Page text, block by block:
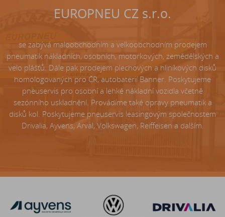
EUROPNEU CZ s.r.o.
se zabývá maloobchodním a velkoobchodním prodejem
pneumatik nákladních, osobních, motorkových, zemědělských a
velo plášťů. Dále pak prodejem plechových a hliníkových disků
homologovaných pro ČR, autobaterií Banner. Poskytujeme
pneuservis pro osobní a lehké nákladní vozidla včetně
sezónního uskladnění. Provádíme také opravy pneumatik a
disků kol. Poskytujeme pneuservis leasingovým společnostem
Drivalia, Ayvens, Arval, Volkswagen, Reiffeisen a dalším.